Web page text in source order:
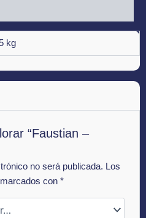
kg
“Faustian –
no será publicada. Los
con*